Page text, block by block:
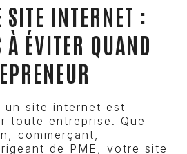
SITE INTERNET :
À ÉVITER QUAND
un site internet est
toute entreprise. Que
commerçant,
de PME, votre site